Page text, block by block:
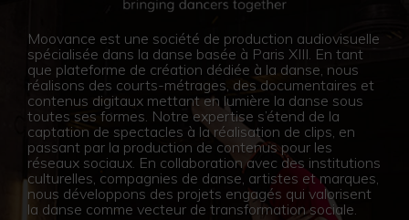
Moovance est une société de production audiovisuelle
spécialisée dans la danse basée à Paris XIII. En tant
que plateforme de création dédiée à la danse, nous
réalisons des courts-métrages, des documentaires et
contenus digitaux mettant en lumière la danse sous
toutes ses formes. Notre expertise s’étend de la
captation de spectacles à la réalisation de clips, en
passant par la production de contenus pour les
réseaux sociaux. En collaboration avec des institutions
culturelles, compagnies de danse, artistes et marques,
nous développons des projets engagés qui valorisent
la danse comme vecteur de transformation sociale.